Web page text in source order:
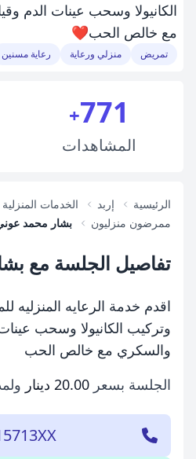
الكانيولا وسحب عينات الدم
مع خالص الحب❤️
تمريض منزلي ورعاية رعاية مسنين
771
+
المشاهدات
الرئيسية إربد
الخدمات المنزلية
ممرضون منزليون
بشار محمد
تفاصيل الجلسة مع
اقدم خدمة الرعايه المنزليه
وتركيب الكانيولا وسحب
والسكري مع خالص الحب
الجلسة بسعر 20.00 دينار